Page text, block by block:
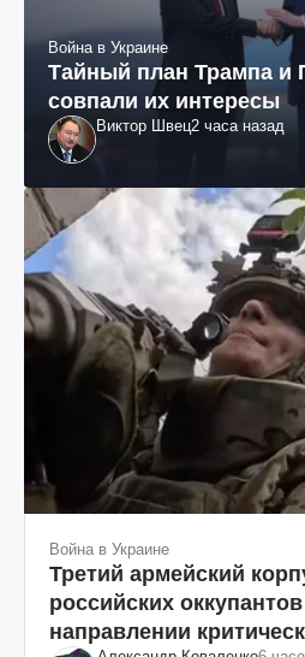
Война в Украине
Тайный план Трампа и
совпали их интересы
Виктор Швец2 часа назад
Война в Украине
Третий армейский
российских
направлении